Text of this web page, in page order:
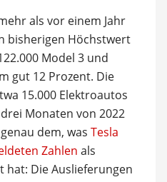
als vor einem Jahr
bisherigen Höchstwert
Model 3 und
gut 12 Prozent. Die
15.000 Elektroautos
Monaten von 2022
dem, was Tesla
Zahlen als
hat: Die Auslieferungen